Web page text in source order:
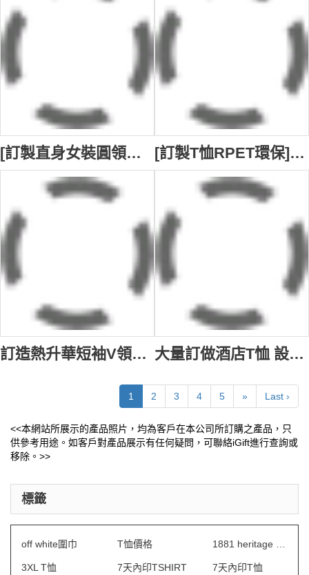
[訂製直身女裝圓領短袖T恤] ｜富會珠寶有限公司｜ 團隊工作服 T1152 [訂製T恤RPET環保]｜禮品再生企業｜訂製運動速乾員工制服｜團隊工作服 T1148
訂造熱升華短袖V領款式 半衫印T恤款式 V領 設計左胸單袋 T恤生產商 T1141 大量訂做酒店T恤 設計撞色領 寶藍色衫身 JAS香格里拉酒店 房務部制服 酒店制服製造商 HL064
1 2 3 4 5 » Last ›
<<本網站所展示的產品照片，均為客戶在本公司所訂購之產品，只
供參考用途。如客戶對產品展示有任何疑問，可聯絡iGift進行查詢或
移除。>>
標籤
off white圍巾 T恤價格
3XL T恤 7天內印TSHIRT 7天內印T恤